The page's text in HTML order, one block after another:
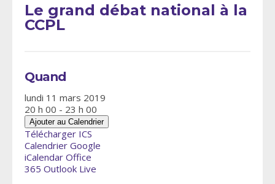
Le grand débat national à la
CCPL
Quand
lundi 11 mars 2019
20 h 00 - 23 h 00
Ajouter au Calendrier
Télécharger ICS
Calendrier Google
iCalendar Office
365 Outlook Live